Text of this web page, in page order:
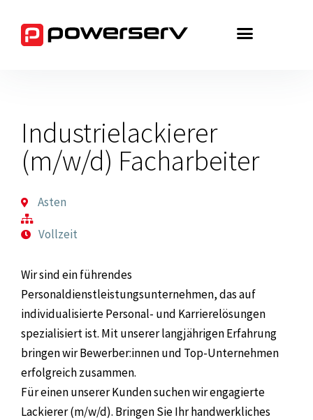
Inhalt
springen
Industrielackierer
(m/w/d) Facharbeiter
Asten
Vollzeit
Wir sind ein führendes
Personaldienstleistungsunternehmen, das auf
individualisierte Personal- und Karrierelösungen
spezialisiert ist. Mit unserer langjährigen Erfahrung
bringen wir Bewerber:innen und Top-Unternehmen
erfolgreich zusammen.
Für einen unserer Kunden suchen wir engagierte
Lackierer (m/w/d). Bringen Sie Ihr handwerkliches